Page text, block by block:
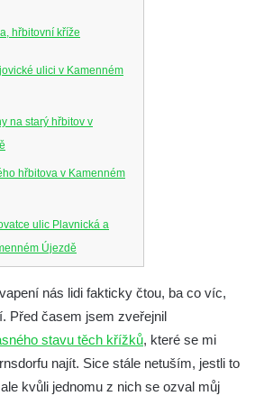
hřbitovní kříže
ulici v Kamenném
na starý hřbitov v
hřbitova v Kamenném
ulic Plavnická a
Újezdě
5. května a Dělnická
v Kamenném Újezdě
nás lidi fakticky čtou, ba co víc,
Před časem jsem zveřejnil
stavu těch křížků, které se mi
najít. Sice stále netuším, jestli to
kvůli jednomu z nich se ozval můj